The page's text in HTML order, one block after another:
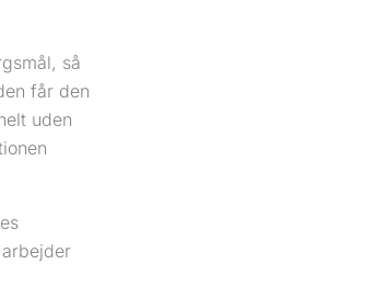
så
får den
uden